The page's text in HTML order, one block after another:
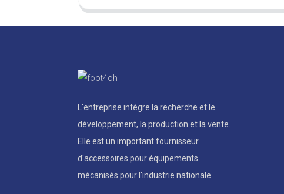
L'entreprise intègre la recherche et le
développement, la production et la vente.
Elle est un important fournisseur
d'accessoires pour équipements
mécanisés pour l'industrie nationale.